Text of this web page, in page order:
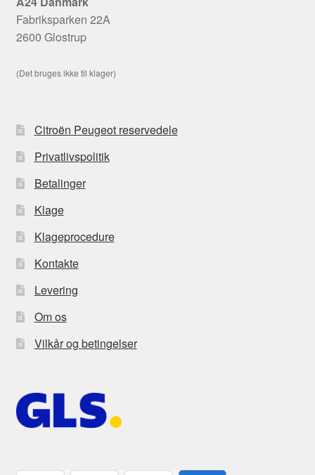
Fabriksparken 22A
2600 Glostrup
(Det bruges ikke til klager)
Citroën Peugeot reservedele
Privatlivspolitik
Betalinger
Klage
Klageprocedure
Kontakte
Levering
Om os
Vilkår og betingelser